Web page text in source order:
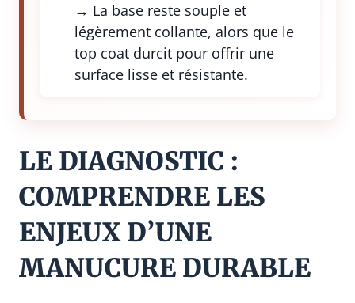
→ La base reste souple et
légèrement collante, alors que le
top coat durcit pour offrir une
surface lisse et résistante.
LE DIAGNOSTIC :
COMPRENDRE LES
ENJEUX D’UNE
MANUCURE DURABLE